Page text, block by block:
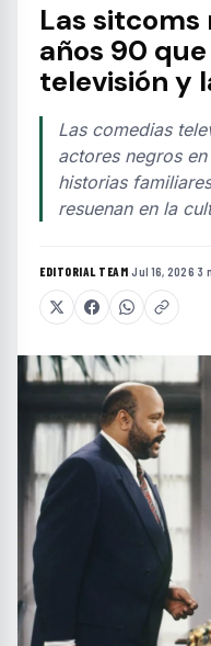
Las sitcoms
años 90
televisión y
Las comedias
actores negros
historias
resuenan en la
EDITORIAL TEAM·Jul 16, 2026·3